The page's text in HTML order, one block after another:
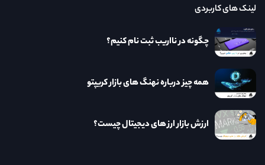
لینک های کاربردی
چگونه در نااریب ثبت نام کنیم؟
همه چیز درباره نهنگ های بازار کریپتو
ارزش بازار ارز های دیجیتال چیست؟